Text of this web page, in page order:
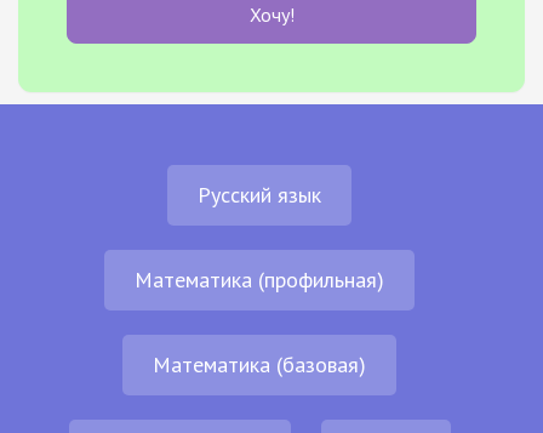
Хочу!
Русский язык
Математика (профильная)
Математика (базовая)